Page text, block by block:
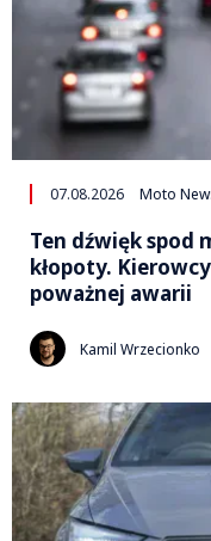
07.08.2026 Moto
Ten dźwięk spod
kłopoty.
poważnej awarii
Kamil Wrzecionko